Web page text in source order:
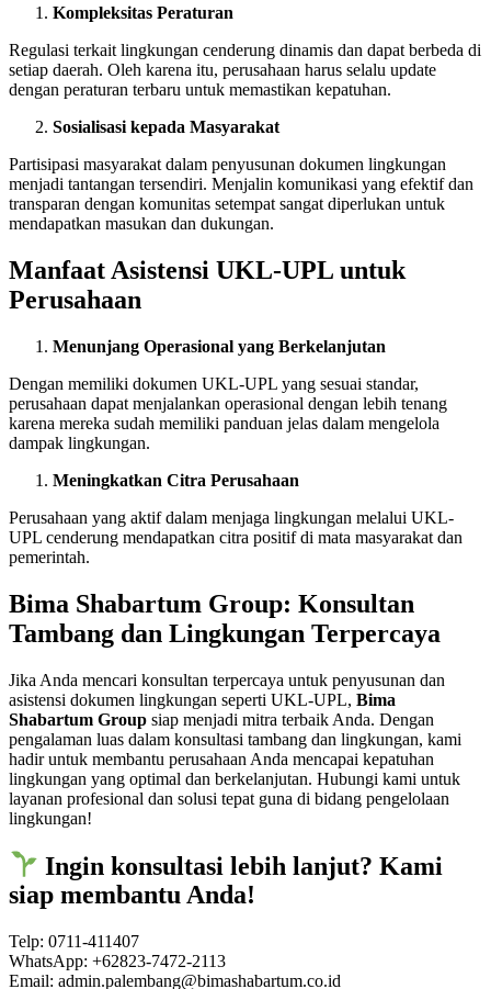
Kompleksitas Peraturan
Regulasi terkait lingkungan cenderung dinamis dan dapat berbeda di
setiap daerah. Oleh karena itu, perusahaan harus selalu update
dengan peraturan terbaru untuk memastikan kepatuhan.
Sosialisasi kepada Masyarakat
Partisipasi masyarakat dalam penyusunan dokumen lingkungan
menjadi tantangan tersendiri. Menjalin komunikasi yang efektif dan
transparan dengan komunitas setempat sangat diperlukan untuk
mendapatkan masukan dan dukungan.
Manfaat Asistensi UKL-UPL untuk
Perusahaan
Menunjang Operasional yang Berkelanjutan
Dengan memiliki dokumen UKL-UPL yang sesuai standar,
perusahaan dapat menjalankan operasional dengan lebih tenang
karena mereka sudah memiliki panduan jelas dalam mengelola
dampak lingkungan.
Meningkatkan Citra Perusahaan
Perusahaan yang aktif dalam menjaga lingkungan melalui UKL-
UPL cenderung mendapatkan citra positif di mata masyarakat dan
pemerintah.
Bima Shabartum Group: Konsultan
Tambang dan Lingkungan Terpercaya
Jika Anda mencari konsultan terpercaya untuk penyusunan dan
asistensi dokumen lingkungan seperti UKL-UPL, Bima
Shabartum Group siap menjadi mitra terbaik Anda. Dengan
pengalaman luas dalam konsultasi tambang dan lingkungan, kami
hadir untuk membantu perusahaan Anda mencapai kepatuhan
lingkungan yang optimal dan berkelanjutan. Hubungi kami untuk
layanan profesional dan solusi tepat guna di bidang pengelolaan
lingkungan!
Ingin konsultasi lebih lanjut? Kami
siap membantu Anda!
Telp: 0711-411407
WhatsApp: +62823-7472-2113
Email: admin.palembang@bimashabartum.co.id